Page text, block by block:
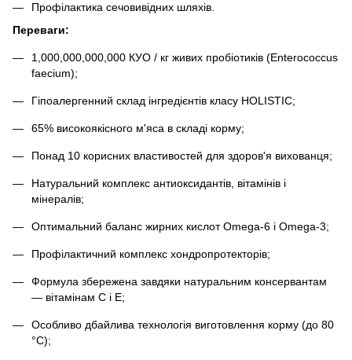
Профілактика сечовивідних шляхів.
Переваги:
1,000,000,000,000 КУО / кг живих пробіотиків (Enterococcus
faecium);
Гіпоалергенний склад інгредієнтів класу HOLISTIC;
65% високоякісного м'яса в складі корму;
Понад 10 корисних властивостей для здоров'я вихованця;
Натуральний комплекс антиоксидантів, вітамінів і
мінералів;
Оптимальний баланс жирних кислот Omega-6 і Omega-3;
Профілактичний комплекс хондропротекторів;
Формула збережена завдяки натуральним консервантам
— вітамінам C і E;
Особливо дбайлива технологія виготовлення корму (до 80
°С);